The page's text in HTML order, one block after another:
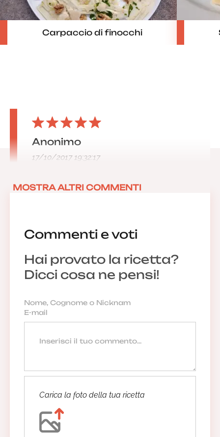
Carpaccio di finocchi
Commenti e voti
Hai provato la ricetta?
Dicci cosa ne pensi!
Carica la foto della tua ricetta
Anonimo
17/10/2017 19:32:17
MOSTRA ALTRI COMMENTI